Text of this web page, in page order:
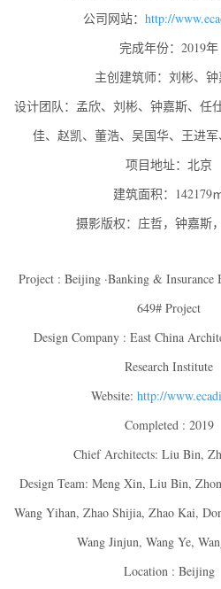
公司网站： http://
完成年份：2019年
主创建筑师：刘彬、
设计团队：孟欣、刘彬、钟嘉斯、任
佳、赵凯、董浩、吴国华、王进
项目地址：北京
建筑面积：142179
摄影版权：庄哲，钟嘉斯
Project : Beijing ·Banking & Insurance
649# Project
Design Company : East China
Research Institute
Website: http://
Completed : 2019
Chief Architects: Liu Bin,
Design Team: Meng Xin, Liu Bin,
Wang Yihan, Zhao Shijia, Zhao Kai,
Wang Jinjun, Wang Ye,
Location : Beijing